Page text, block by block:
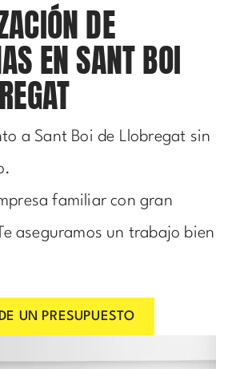
DE
EN SANT BOI
a Sant Boi de Llobregat sin
familiar con gran
aseguramos un trabajo bien
UN PRESUPUESTO